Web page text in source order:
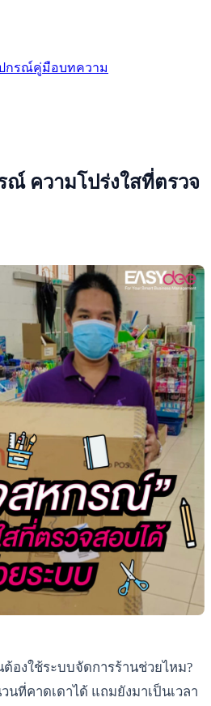
กรณ์คู่มือบทความ
ความโปร่งใสที่ตรวจ
องใช้ระบบจัดการร้านช่วยไหม?
นที่คาดเดาได้ แถมยังมาเป็นเวลา